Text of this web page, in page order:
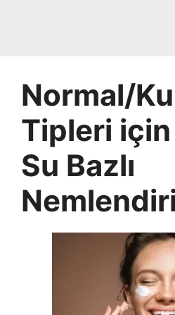
Normal/
Tipleri için
Su Bazlı